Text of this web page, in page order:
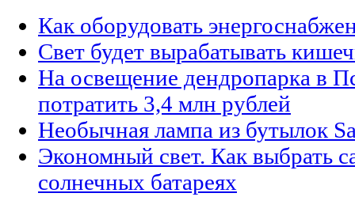
Как оборудовать
Свет будет вырабатывать
На освещение дендропарка в
потратить 3,4 млн рублей
Необычная лампа из бутылок
Экономный свет. Как выбрать
солнечных батареях